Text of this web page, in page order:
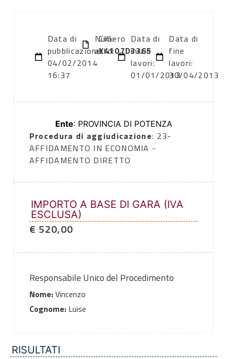
Data di
pubblicazione:
04/02/2014
16:37
Numero
atto:
CIG:
X4107D3365
Data di
inizio
lavori:
01/01/2013
Data di
fine
lavori:
30/04/2013
Ente: PROVINCIA DI POTENZA
Procedura di aggiudicazione: 23-
AFFIDAMENTO IN ECONOMIA -
AFFIDAMENTO DIRETTO
IMPORTO A BASE DI GARA (IVA
ESCLUSA)
€ 520,00
Responsabile Unico del Procedimento
Nome:Vincenzo
Cognome:Luise
RISULTATI